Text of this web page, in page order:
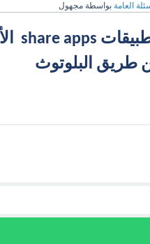
العامة بواسطة مجهول
طريق البلوتوث